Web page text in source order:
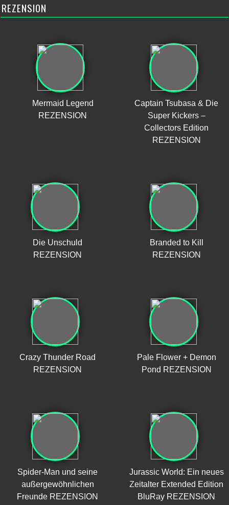
REZENSION
Mermaid Legend
REZENSION
Captain Tsubasa & Die
Super Kickers –
Collectors Edition
REZENSION
Die Unschuld
REZENSION
Branded to Kill
REZENSION
Crazy Thunder Road
REZENSION
Pale Flower + Demon
Pond REZENSION
Spider-Man und seine
außergewöhnlichen
Freunde REZENSION
Jurassic World: Ein neues
Zeitalter Extended Edition
BluRay REZENSION